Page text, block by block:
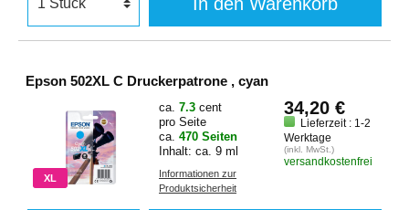
Epson 502XL C Druckerpatrone , cyan
XL
ca. 7.3 cent
pro Seite
ca. 470 Seiten
Inhalt: ca. 9 ml
Informationen zur
Produktsicherheit
34,20 €
Lieferzeit : 1-2
Werktage
(inkl. MwSt.)
versandkostenfrei